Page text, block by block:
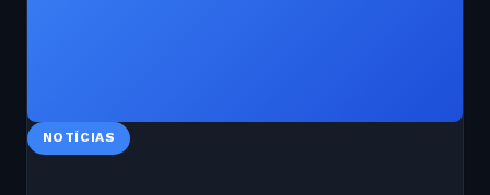
NOTÍCIAS